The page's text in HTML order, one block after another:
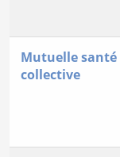
Mutuelle santé
collective